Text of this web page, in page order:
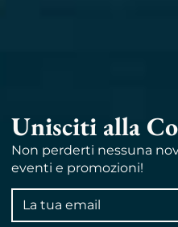
Unisciti alla
Non perderti nessuna
eventi e promozioni!
Indirizzo
email